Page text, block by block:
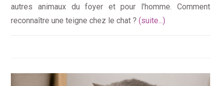
autres animaux du foyer et pour l'homme. Comment
reconnaître une teigne chez le chat ?(suite...)